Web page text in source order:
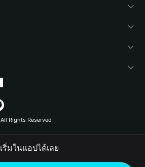
ด์
Rights Reserved
มในแอปได้เลย